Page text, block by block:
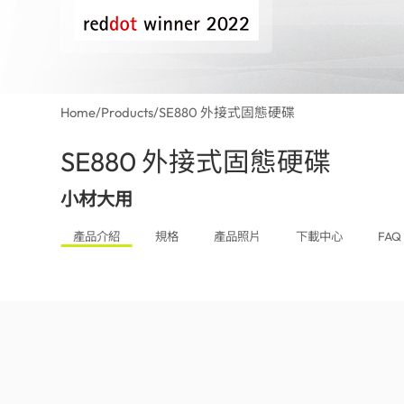
Home/Products/SE880 外接式固態硬碟
SE880 外接式固態硬碟
小材大用
產品介紹 規格 產品照片 下載中心 FAQ